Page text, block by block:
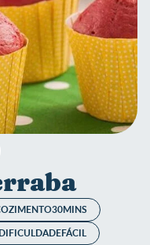
30MINS
DIFICULDADEFÁCIL